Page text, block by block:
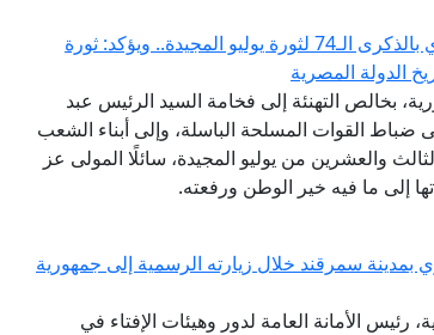
مفتي الجمهورية يهنئ الرئيس السيسي والشعب المصري بالذكرى الـ74 لثورة يوليو المجيدة.. ويؤكد: ثورة
الدولة المصرية
بخالص التهنئة إلى فخامة السيد الرئيس عبد
ضباط القوات المسلحة الباسلة، وإلى أبناء الشعب
والعشرين من يوليو المجيدة، سائلًا المولى عز
إلى ما فيه خير الوطن ورفعته.
بمدينة سمرقند خلال زيارته الرسمية إلى جمهورية
رئيس الأمانة العامة لدور وهيئات الإفتاء في